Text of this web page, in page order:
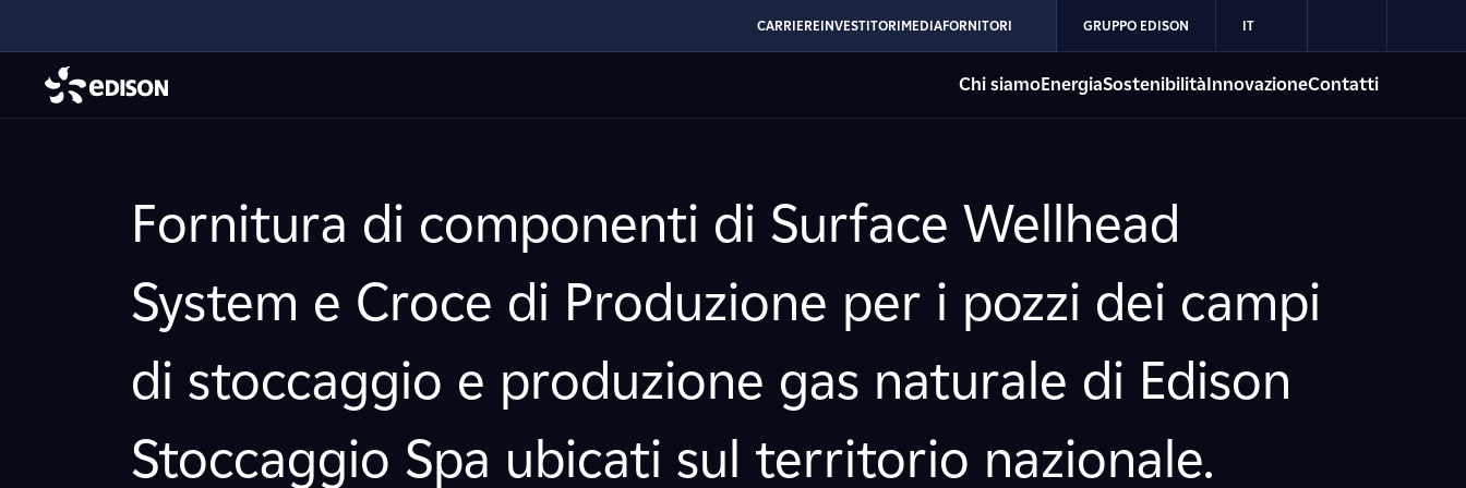
CARRIEREINVESTITORIMEDIAFORNITORI GRUPPO EDISON IT
Chi siamoEnergiaSostenibilitàInnovazioneContatti
Fornitura di componenti di Surface Wellhead
System e Croce di Produzione per i pozzi dei campi
di stoccaggio e produzione gas naturale di Edison
Stoccaggio Spa ubicati sul territorio nazionale.